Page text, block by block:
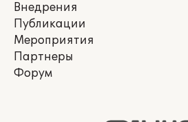
Внедрения
Публикации
Мероприятия
Партнеры
Форум